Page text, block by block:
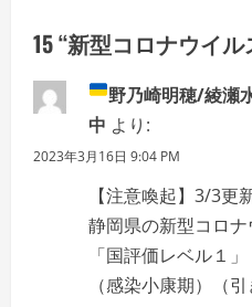
a
v
i
g
15 “新型コロナウイル
野乃崎明穂/綾瀬
中 より:
2023年3月16日 9:04 PM
【注意喚起】3/3更
静岡県の新型コロ
「国評価レベル１」
（感染小康期）（引